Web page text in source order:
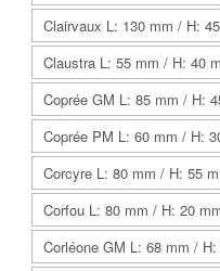
Clairvaux L: 130 mm / H:
Claustra L: 55 mm / H: 40
Coprée GM L: 85 mm / H:
Coprée PM L: 60 mm / H:
Corcyre L: 80 mm / H: 55
Corfou L: 80 mm / H: 20
Corléone GM L: 68 mm /